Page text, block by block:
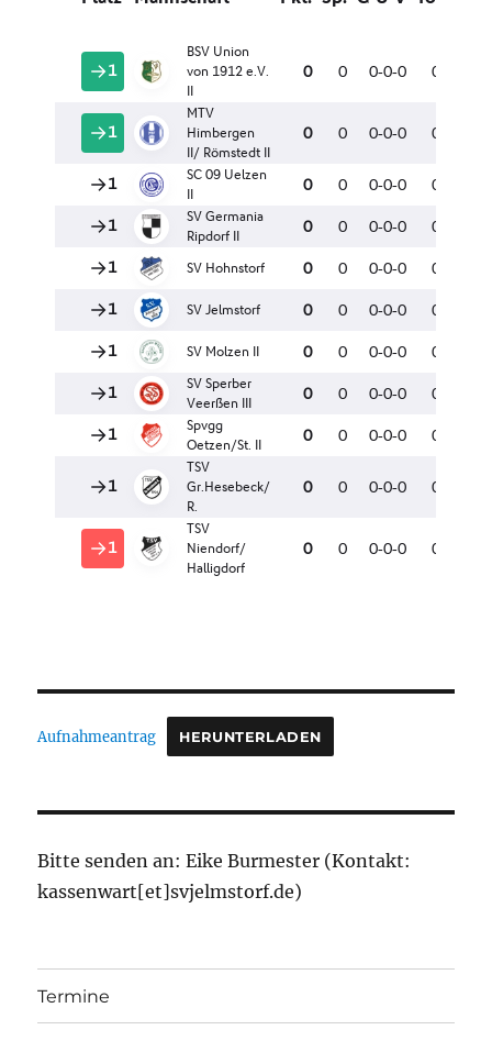
Aufnahmeantrag HERUNTERLADEN
Bitte senden an: Eike Burmester (Kontakt:
kassenwart[et]svjelmstorf.de)
Termine